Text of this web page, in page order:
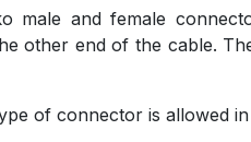
male and female
other end of the cable.
of connector is allowed